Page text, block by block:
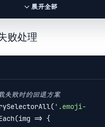
展开全部
败处理
败时的回退方案
'.emoji-
img => {